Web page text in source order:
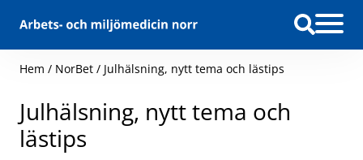
Hem / NorBet / Julhälsning, nytt tema och lästips
Julhälsning, nytt tema och
lästips